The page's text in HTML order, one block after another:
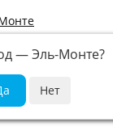
—Эль-Монте?
0